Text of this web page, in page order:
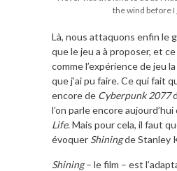
the wind before I
Là, nous attaquons enfin le
que le jeu a à proposer, et
comme l’expérience de jeu
que j’ai pu faire. Ce qui fait
encore de Cyberpunk 2077
l’on parle encore aujourd’hui
Life. Mais pour cela, il faut
évoquer Shiningde Stanley
Shining– le film – est